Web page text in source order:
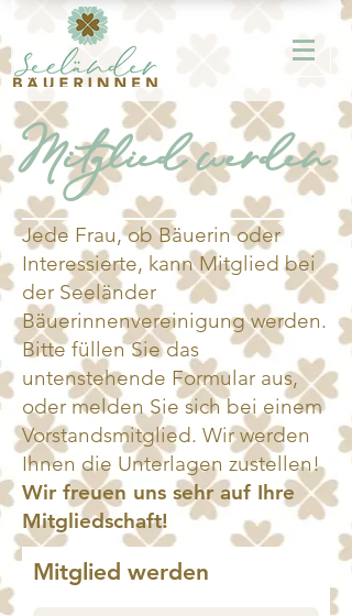
Mitglied werden
Jede Frau, ob Bäuerin oder
Interessierte, kann Mitglied bei
der Seeländer
Bäuerinnenvereinigung werden.
Bitte füllen Sie das
untenstehende Formular aus,
oder melden Sie sich bei einem
Vorstandsmitglied. Wir werden
Ihnen die Unterlagen zustellen!
Wir freuen uns sehr auf Ihre
Mitgliedschaft!
Mitglied werden